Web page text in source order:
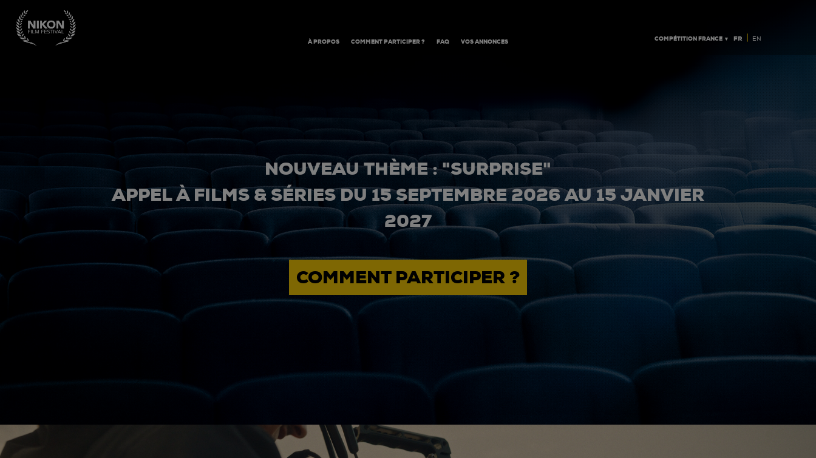
À PROPOS COMMENT PARTICIPER ? FAQ VOS ANNONCES COMPÉTITION FRANCE ▼ FR | EN
NOUVEAU THÈME : "SURPRISE"
APPEL À FILMS & SÉRIES DU 15 SEPTEMBRE 2026 AU 15 JANVIER
2027
COMMENT PARTICIPER ?